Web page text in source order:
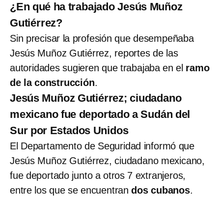
¿En qué ha trabajado Jesús Muñoz
Gutiérrez?
Sin precisar la profesión que desempeñaba
Jesús Muñoz Gutiérrez, reportes de las
autoridades sugieren que trabajaba en el ramo
de la construcción.
Jesús Muñoz Gutiérrez; ciudadano
mexicano fue deportado a Sudán del
Sur por Estados Unidos
El Departamento de Seguridad informó que
Jesús Muñoz Gutiérrez, ciudadano mexicano,
fue deportado junto a otros 7 extranjeros,
entre los que se encuentrandos cubanos.